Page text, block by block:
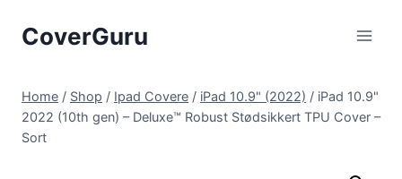
CoverGuru
Home / Shop / Ipad Covere / iPad 10.9" (2022) / iPad 10.9"
2022 (10th gen) – Deluxe™ Robust Stødsikkert TPU Cover –
Sort